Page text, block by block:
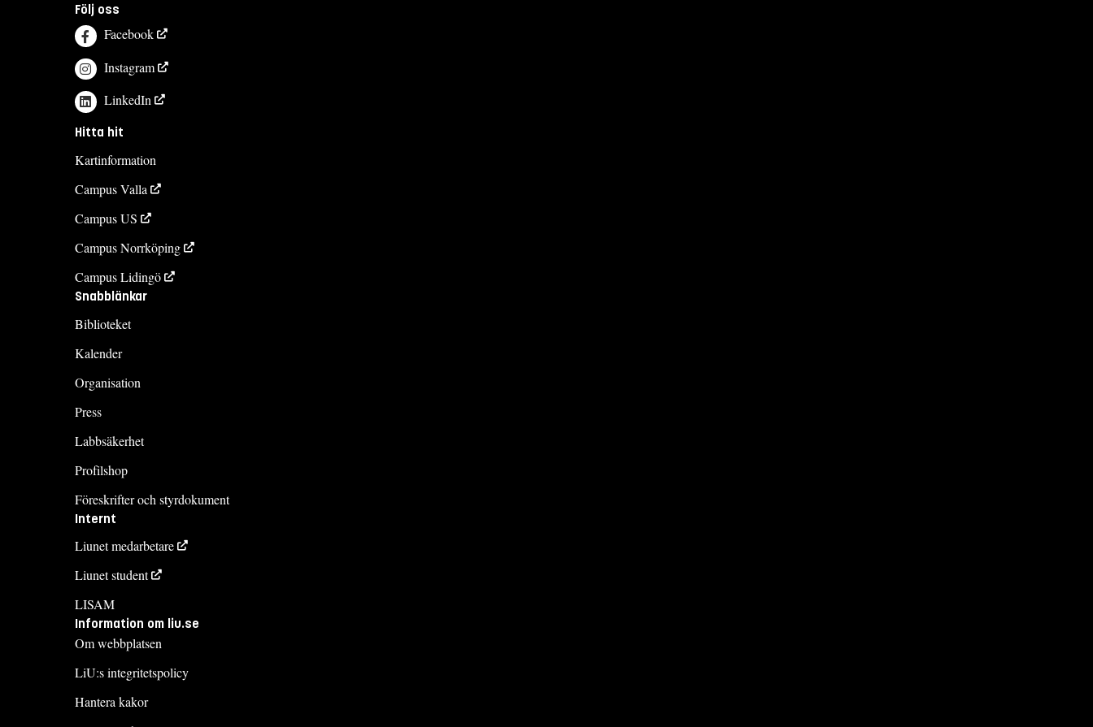
Följ oss
Facebook
Instagram
LinkedIn
Hitta hit
Kartinformation
Campus Valla
Campus US
Campus Norrköping
Campus Lidingö
Snabblänkar
Biblioteket
Kalender
Organisation
Press
Labbsäkerhet
Profilshop
Föreskrifter och styrdokument
Internt
Liunet medarbetare
Liunet student
LISAM
Information om liu.se
Om webbplatsen
LiU:s integritetspolicy
Hantera kakor